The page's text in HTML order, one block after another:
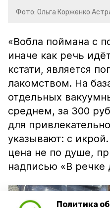
Политика
Фото: Ольга Корженко
«Вобла поймана с
иначе как речь
кстати, является
лакомством. На
отдельных
среднем, за 300
для
указывают: с
цена не по душе,
надписью «В речке